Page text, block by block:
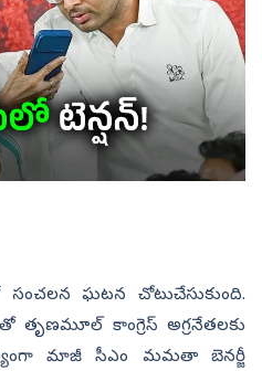
ఘటన చోటుచేసుకుంది.
కాంగ్రెస్ అగ్ర‌నేత‌ల‌కు
మాజీ సీఎం మ‌మ‌తా బెన‌ర్జీ